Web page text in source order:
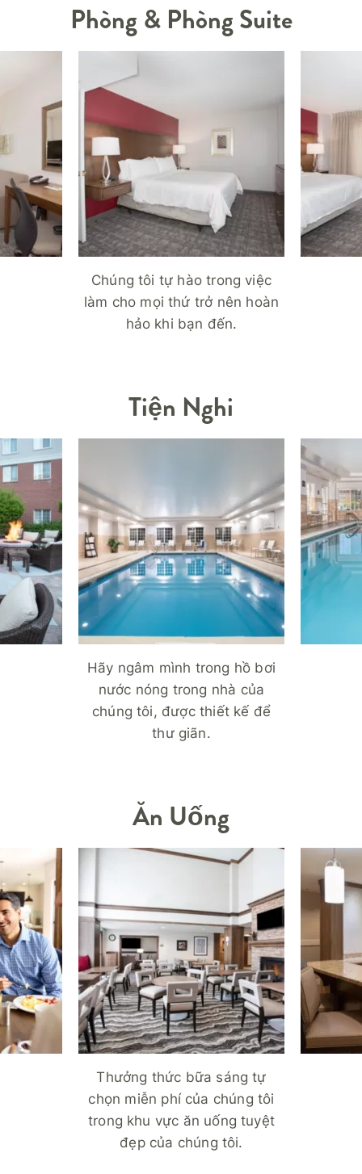
Phòng & Phòng Suite
Chúng tôi tự hào trong việc
làm cho mọi thứ trở nên hoàn
hảo khi bạn đến.
Tiện Nghi
Hãy ngâm mình trong hồ bơi
nước nóng trong nhà của
chúng tôi, được thiết kế để
thư giãn.
Ăn Uống
Thưởng thức bữa sáng tự
chọn miễn phí của chúng tôi
trong khu vực ăn uống tuyệt
đẹp của chúng tôi.